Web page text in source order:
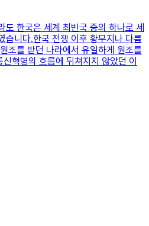
도 한국은 세계 최빈국 중의 하나로 세
습니다.한국 전쟁 이후 황무지나 다름
조를 받던 나라에서 유일하게 원조를
혁명의 흐름에 뒤쳐지지 않았던 이